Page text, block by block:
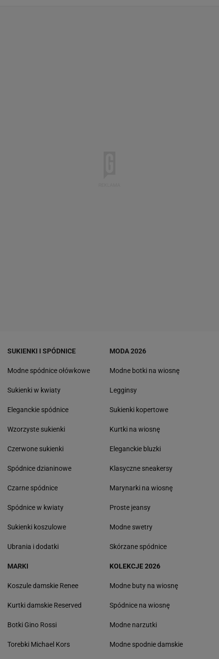
SUKIENKI I SPÓDNICE
Modne spódnice ołówkowe
Sukienki w kwiaty
Eleganckie spódnice
Wzorzyste sukienki
Czerwone sukienki
Spódnice dzianinowe
Czarne spódnice
Spódnice w kwiaty
Sukienki koszulowe
Ubrania i dodatki
MODA 2026
Modne botki na wiosnę
Legginsy
Sukienki kopertowe
Kurtki na wiosnę
Eleganckie bluzki
Klasyczne sneakersy
Marynarki na wiosnę
Proste jeansy
Modne swetry
Skórzane spódnice
MARKI
Koszule damskie Renee
Kurtki damskie Reserved
Botki Gino Rossi
Torebki Michael Kors
KOLEKCJE 2026
Modne buty na wiosnę
Spódnice na wiosnę
Modne narzutki
Modne spodnie damskie